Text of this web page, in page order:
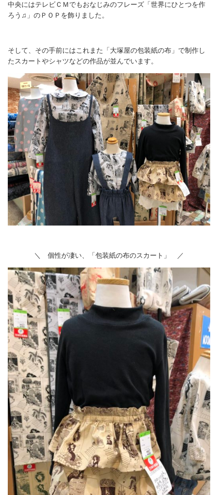
中央にはテレビＣＭでもおなじみのフレーズ「世界にひとつを作
ろう♫」のＰＯＰを飾りました。
そして、その手前にはこれまた「大塚屋の包装紙の布」で制作し
たスカートやシャツなどの作品が並んでいます。
＼ 個性が凄い、「包装紙の布のスカート」 ／